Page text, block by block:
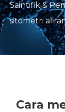
Saintifik &
sitometri
Cara